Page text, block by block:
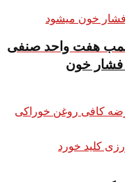
فشار خون
تا پلمب هفت واحد صنفی